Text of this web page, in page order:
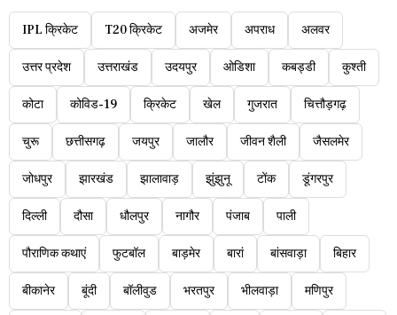
IPL क्रिकेट T20 क्रिकेट अजमेर अपराध अलवर
उत्तर प्रदेश उत्तराखंड उदयपुर ओडिशा कबड्डी कुश्ती
कोटा कोविड-19 क्रिकेट खेल गुजरात चित्तौड़गढ़
चुरू छत्तीसगढ़ जयपुर जालौर जीवन शैली जैसलमेर
जोधपुर झारखंड झालावाड़ झुंझुनू टोंक डूंगरपुर
दिल्ली दौसा धौलपुर नागौर पंजाब पाली
पौराणिक कथाएं फुटबॉल बाड़मेर बारां बांसवाड़ा बिहार
बीकानेर बूंदी बॉलीवुड भरतपुर भीलवाड़ा मणिपुर